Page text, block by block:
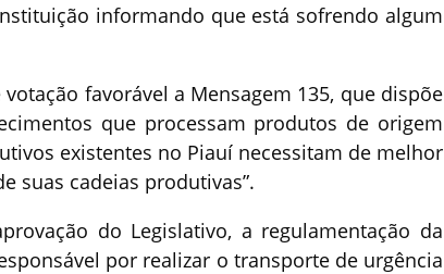
informando que está sofrendo algum
favorável a Mensagem 135, que dispõe
que processam produtos de origem
existentes no Piauí necessitam de melhor
suas cadeias produtivas”.
do Legislativo, a regulamentação da
por realizar o transporte de urgência